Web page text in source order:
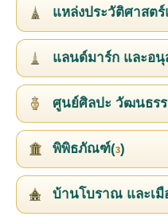
แหล่งประวัติศาสต
แลนด์มาร์ก และอ
ศูนย์ศิลปะ วัฒนธร
พิพิธภัณฑ์(3)
บ้านโบราณ และเมื